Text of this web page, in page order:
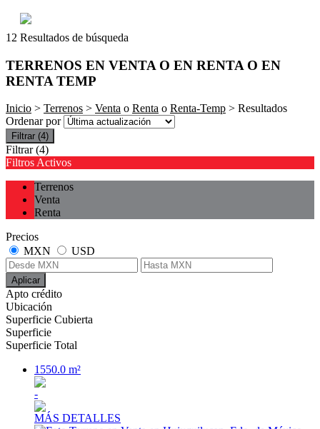
12 Resultados de búsqueda
TERRENOS EN VENTA O EN RENTA O EN
RENTA TEMP
Inicio > Terrenos > Venta o Renta o Renta-Temp > Resultados
Ordenar por
Filtrar (4)
Filtrar (4)
Filtros Activos
Terrenos
Venta
Renta
Precios
MXN
USD
Aplicar
Apto crédito
Ubicación
Superficie Cubierta
Superficie
Superficie Total
1550.0 m²
-
MÁS DETALLES